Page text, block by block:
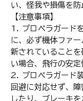
い、怪我や損傷を防
【注意事項】
1. プロペラガー
に、必ず機体ファ
新されていること
い場合、飛行の安定
2. プロペラガード
回避に対応せず、
したり、ブレーキ